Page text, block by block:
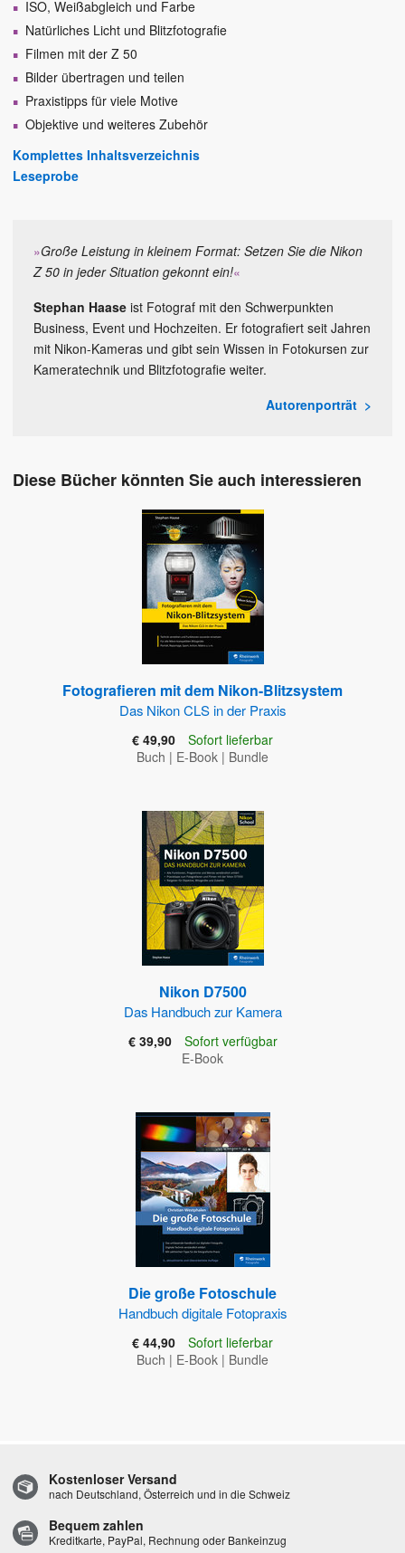
ISO, Weißabgleich und Farbe
Natürliches Licht und Blitzfotografie
Filmen mit der Z 50
Bilder übertragen und teilen
Praxistipps für viele Motive
Objektive und weiteres Zubehör
Komplettes Inhaltsverzeichnis
Leseprobe
»Große Leistung in kleinem Format: Setzen Sie die Nikon
Z 50 in jeder Situation gekonnt ein!«
Stephan Haase ist Fotograf mit den Schwerpunkten
Business, Event und Hochzeiten. Er fotografiert seit Jahren
mit Nikon-Kameras und gibt sein Wissen in Fotokursen zur
Kameratechnik und Blitzfotografie weiter.
Autorenporträt
Diese Bücher könnten Sie auch interessieren
Fotografieren mit dem Nikon-Blitzsystem
Das Nikon CLS in der Praxis
€ 49,90
Sofort lieferbar
Buch | E-Book | Bundle
Nikon D7500
Das Handbuch zur Kamera
€ 39,90
Sofort verfügbar
E-Book
Die große Fotoschule
Handbuch digitale Fotopraxis
€ 44,90
Sofort lieferbar
Buch | E-Book | Bundle
Kostenloser Versand
nach Deutschland, Österreich und in die Schweiz
Bequem zahlen
Kreditkarte, PayPal, Rechnung oder Bankeinzug